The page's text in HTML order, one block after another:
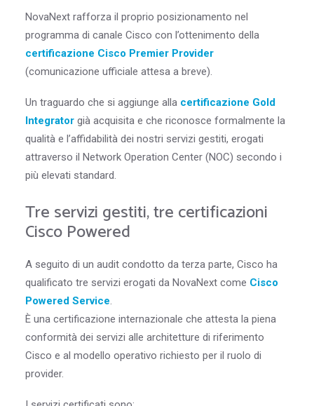
NovaNext rafforza il proprio posizionamento nel
programma di canale Cisco con l’ottenimento della
certificazione Cisco Premier Provider
(comunicazione ufficiale attesa a breve).
Un traguardo che si aggiunge alla certificazione Gold
Integrator già acquisita e che riconosce formalmente la
qualità e l’affidabilità dei nostri servizi gestiti, erogati
attraverso il Network Operation Center (NOC) secondo i
più elevati standard.
Tre servizi gestiti, tre certificazioni
Cisco Powered
A seguito di un audit condotto da terza parte, Cisco ha
qualificato tre servizi erogati da NovaNext come Cisco
Powered Service.
È una certificazione internazionale che attesta la piena
conformità dei servizi alle architetture di riferimento
Cisco e al modello operativo richiesto per il ruolo di
provider.